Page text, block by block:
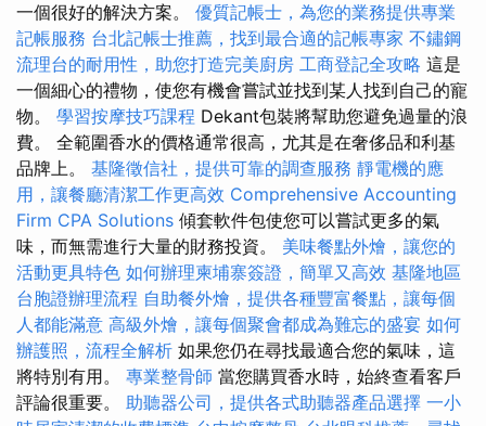
一個很好的解決方案。 優質記帳士，為您的業務提供專業
記帳服務 台北記帳士推薦，找到最合適的記帳專家 不鏽鋼
流理台的耐用性，助您打造完美廚房 工商登記全攻略 這是
一個細心的禮物，使您有機會嘗試並找到某人找到自己的寵
物。 學習按摩技巧課程 Dekant包裝將幫助您避免過量的浪
費。 全範圍香水的價格通常很高，尤其是在奢侈品和利基
品牌上。 基隆徵信社，提供可靠的調查服務 靜電機的應
用，讓餐廳清潔工作更高效 Comprehensive Accounting
Firm CPA Solutions 傾套軟件包使您可以嘗試更多的氣
味，而無需進行大量的財務投資。 美味餐點外燴，讓您的
活動更具特色 如何辦理柬埔寨簽證，簡單又高效 基隆地區
台胞證辦理流程 自助餐外燴，提供各種豐富餐點，讓每個
人都能滿意 高級外燴，讓每個聚會都成為難忘的盛宴 如何
辦護照，流程全解析 如果您仍在尋找最適合您的氣味，這
將特別有用。 專業整骨師 當您購買香水時，始終查看客戶
評論很重要。 助聽器公司，提供各式助聽器產品選擇 一小